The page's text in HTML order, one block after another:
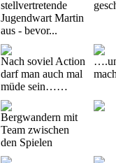
stellvertretende
Jugendwart Martin
aus - bevor...
Nach soviel Action
darf man auch mal
müde sein……
Bergwandern mit
Team zwischen
den Spielen